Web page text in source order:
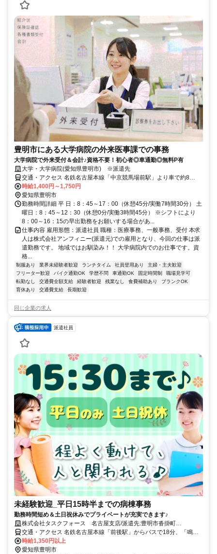
豊明市にある大学病院の外来医事課での事務
大学病院で外来受付＆会計♪資格不要！初心者◎車通勤◎無料P有
大学・大学病院(愛知県豊明市) ※派遣先
交通・アクセス 名鉄名古屋本線「中京競馬場前駅」より車で約8
分！・「前後駅」より約５分 地下鉄「徳重駅」より車で約８分
時給1,400円～1,750円
愛知県豊明市
勤務時間詳細 平 日：8：45～17：00（休憩45分/実働7時間30分） 土
曜日：8：45～12：30（休憩0分/実働3時間45分） ※シフトにより
8：00～16：15の早出勤務をお願いする場合があ...
仕事内容 雇用形態：派遣社員 職種：医療事務、一般事務、受付 本求
人は株式会社アンフィニー(派遣元)での雇用となり、今回の仕事は派
遣勤務です。 地域ではお馴染み！！ 大学病院内でのお仕事です。資
格...
制服あり 業界未経験者歓迎 ランチタイム 社員登用あり
主婦・主夫歓迎
フリーター歓迎
バイク通勤OK 学歴不問 車通勤OK 固定時間制
職場見学可
転勤なし
交通費全額支給 経験者歓迎 残業なし 食費補助あり
ブランクOK
育休あり
交通費支給 長期歓迎
同じ企業の求人
派遣社員
未経験歓迎_平日15時半までの病棟事務
勤務時間短め＆土日祝休みでプライベートが充実できます♪
株式会社タスクフォース 名古屋支店/派遣先:豊明市沓掛町
(20250623_544)
交通・アクセス 名鉄名古屋本線「前後駅」からバスで18分、「鳴海
IC」から車で10分
時給1,350円以上
愛知県豊明市